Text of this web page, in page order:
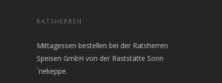
RATSHERREN
Mittagessen bestellen bei der Ratsherren
Speisen GmbH von der Raststätte Sonn
´nekeppe.